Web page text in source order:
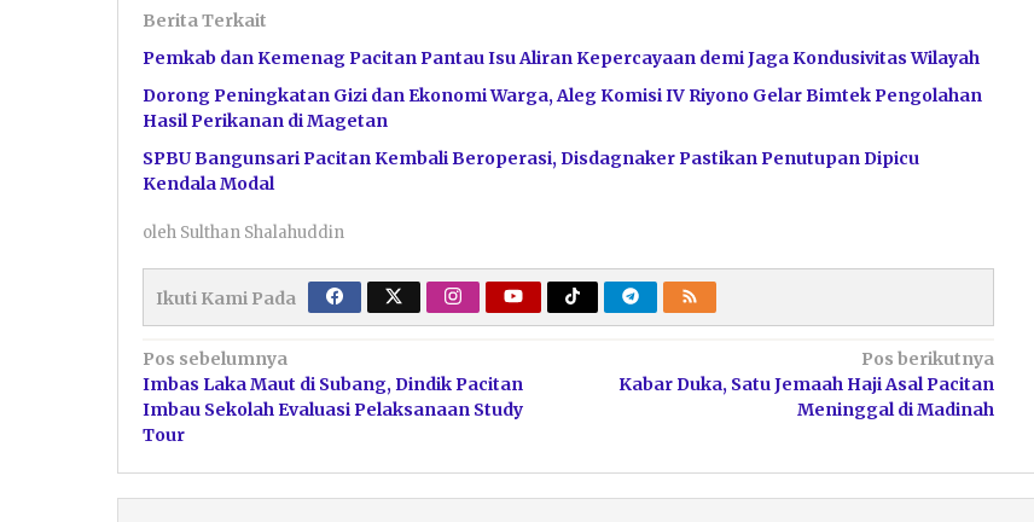
Berita Terkait
Pemkab dan Kemenag Pacitan Pantau Isu Aliran Kepercayaan demi Jaga Kondusivitas Wilayah
Dorong Peningkatan Gizi dan Ekonomi Warga, Aleg Komisi IV Riyono Gelar Bimtek Pengolahan
Hasil Perikanan di Magetan
SPBU Bangunsari Pacitan Kembali Beroperasi, Disdagnaker Pastikan Penutupan Dipicu
Kendala Modal
oleh Sulthan Shalahuddin
Ikuti Kami Pada
Navigasi
pos
Pos sebelumnya
Imbas Laka Maut di Subang, Dindik Pacitan
Imbau Sekolah Evaluasi Pelaksanaan Study
Tour
Pos berikutnya
Kabar Duka, Satu Jemaah Haji Asal Pacitan
Meninggal di Madinah